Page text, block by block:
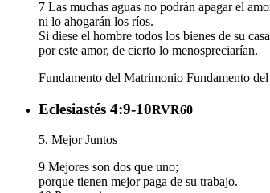
7 Las muchas aguas no podrán apagar el
ni lo ahogarán los ríos.
Si diese el hombre todos los bienes de su casa
por este amor, de cierto lo menospreciarían.
Fundamento del Matrimonio Fundamento
Eclesiastés 4:9-10RVR60
5. Mejor Juntos
9 Mejores son dos que uno;
porque tienen mejor paga de su trabajo.